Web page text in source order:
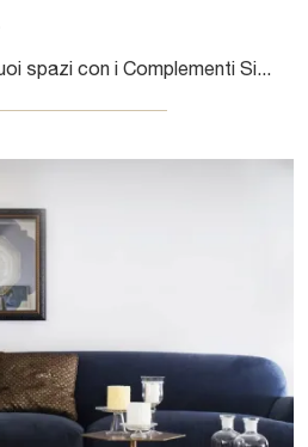
Desideri valorizzare i tuoi spazi con i Complementi Sirecom? Ti presentiamo diversi modelli di tappeti in tessuto come Decò Jige Silver.